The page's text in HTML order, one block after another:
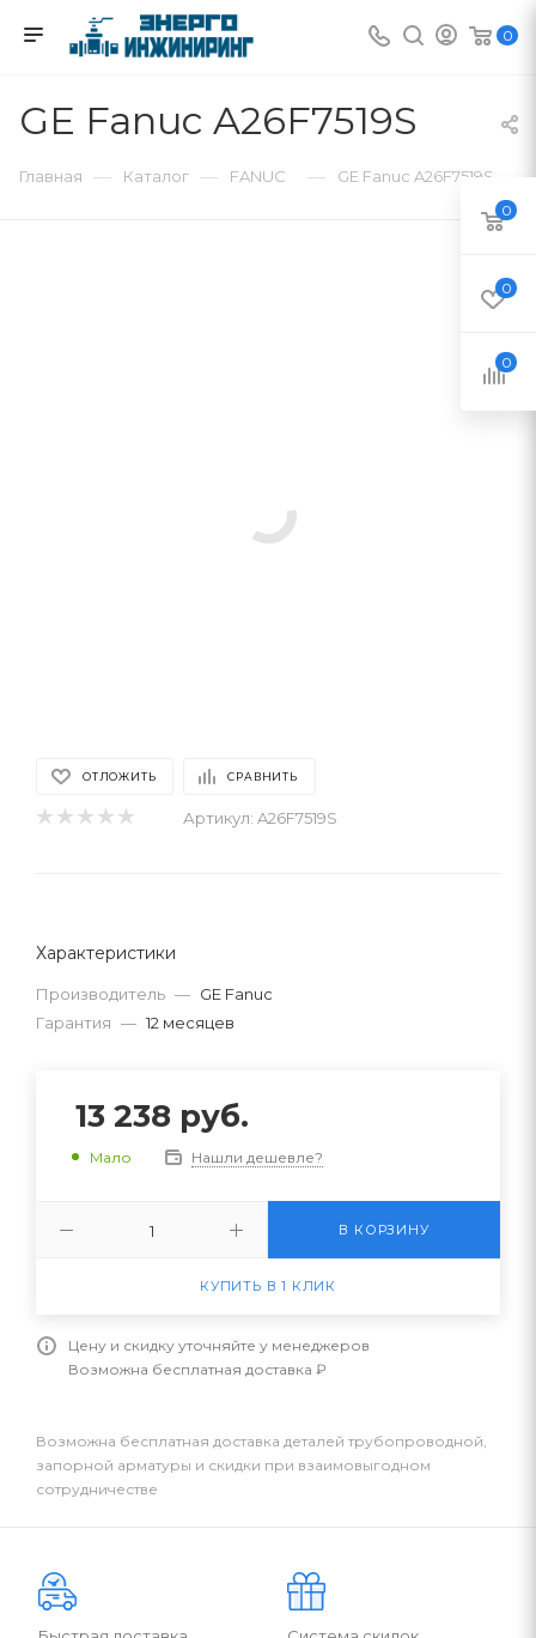
0
GE Fanuc A26F7519S
Главная — Каталог — FANUC — GE Fanuc A26F7519S
ОТЛОЖИТЬ СРАВНИТЬ
Артикул: A26F7519S
Характеристики
Производитель — GE Fanuc
Гарантия — 12 месяцев
13 238 руб.
Мало Нашли дешевле?
В КОРЗИНУ
КУПИТЬ В 1 КЛИК
Цену и скидку уточняйте у менеджеров
Возможна бесплатная доставка ₽
Возможна бесплатная доставка деталей трубопроводной,
запорной арматуры и скидки при взаимовыгодном
сотрудничестве
0
0
0